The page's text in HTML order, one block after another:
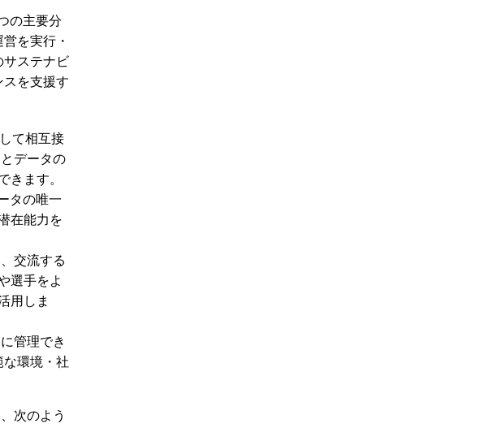
の主要分
を実行・
サステナビ
スを支援す
て相互接
データの
きます。
タの唯一
在能力を
交流する
選手をよ
用しま
管理でき
な環境・社
次のよう